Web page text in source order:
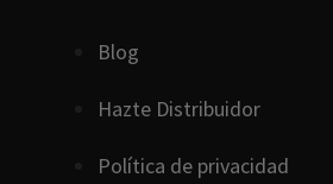
Blog
Hazte Distribuidor
Política de privacidad